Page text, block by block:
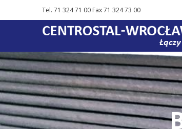
Tel. 71 324 71 00 Fax 71 324 73 00